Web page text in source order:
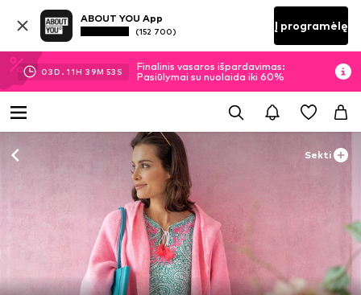
ABOUT YOU App
(152 700) Į programėlę
03D. 11H 39M 51 S
Finalinis vasaros išpardavimas:
Pasiūlymai su nuolaida iki 60%
Sekti